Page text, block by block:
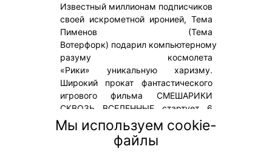
Известный миллионам подписчиков
своей искрометной иронией, Тема
Пименов (Тема
Вотерфорк) подарил компьютерному
разуму космолета
«Рики» уникальную харизму.
Широкий прокат фантастического
игрового фильма СМЕШАРИКИ
СКВОЗЬ ВСЕЛЕННЫЕ стартует 6
августа. Проект создан ГК «Рики» в
партнерстве с Кинопоиском.
Дистрибьютор: кинопрокатная
Мы используем cookie-
файлы